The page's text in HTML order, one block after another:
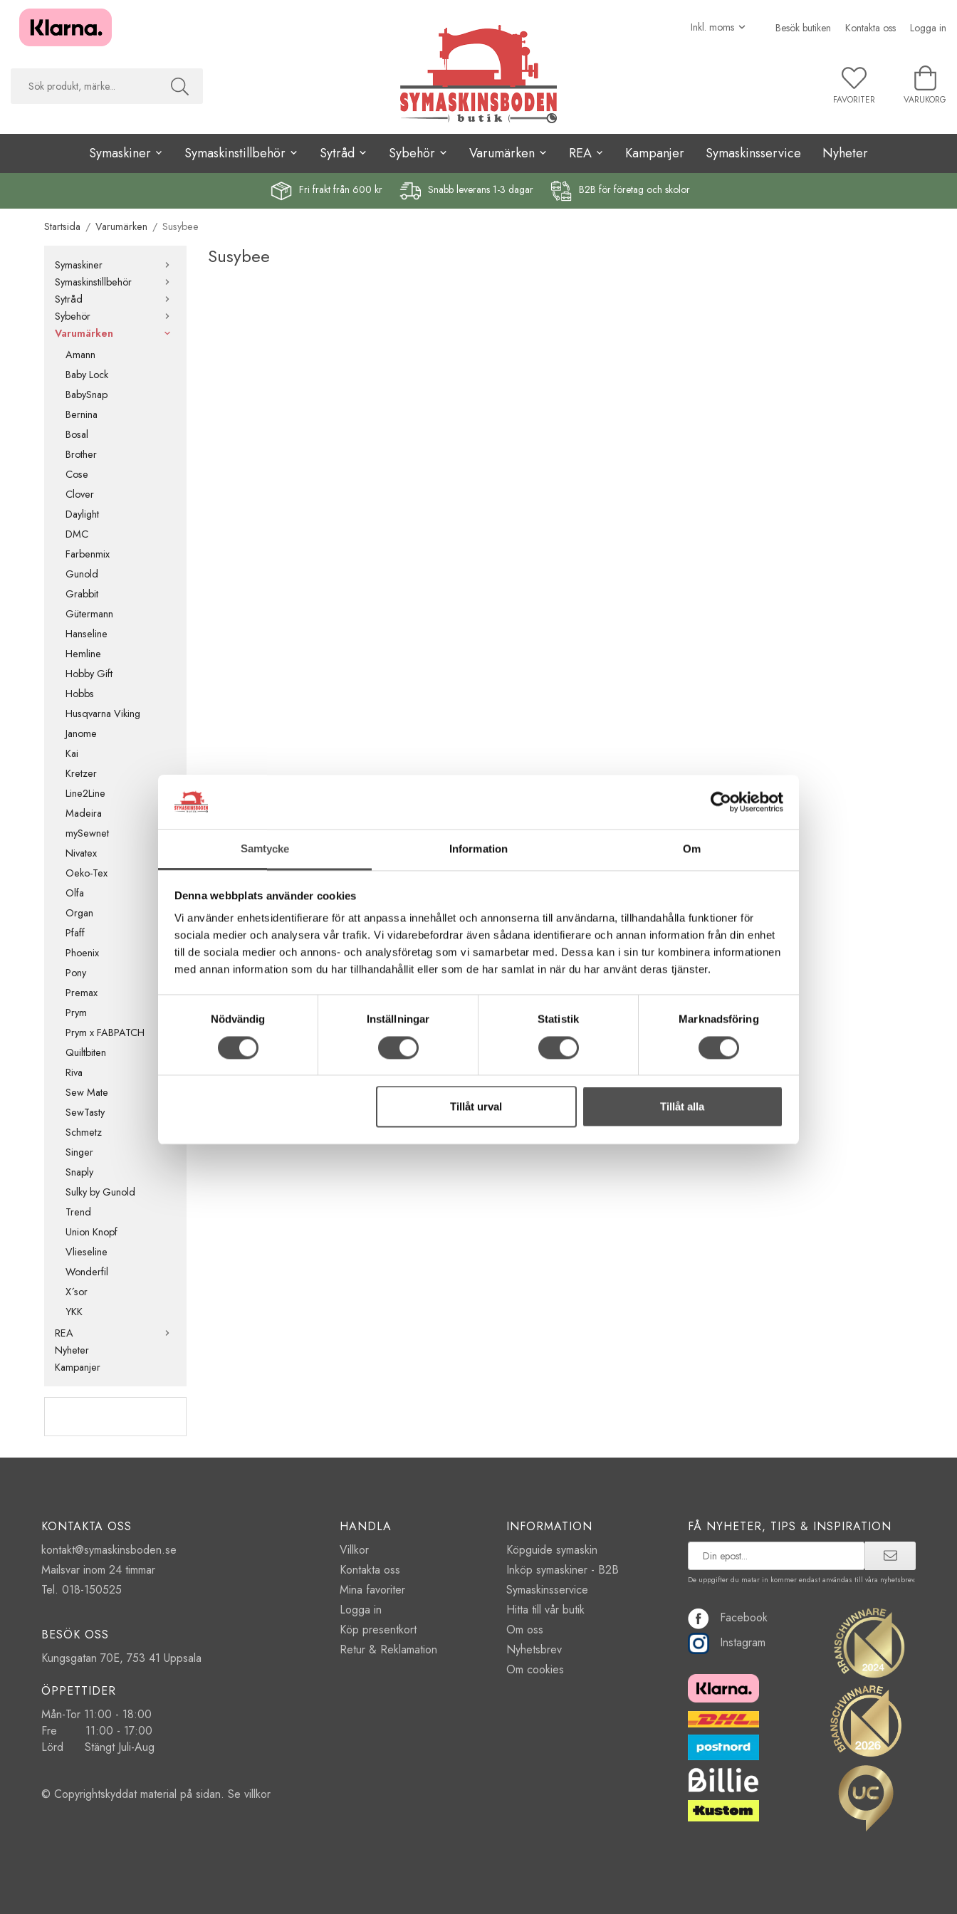
Samtycke Information Om
Denna webbplats använder cookies
Vi använder enhetsidentifierare för att anpassa innehållet och annonserna till användarna, tillhandahålla funktioner för
sociala medier och analysera vår trafik. Vi vidarebefordrar även sådana identifierare och annan information från din enhet
till de sociala medier och annons- och analysföretag som vi samarbetar med. Dessa kan i sin tur kombinera informationen
med annan information som du har tillhandahållit eller som de har samlat in när du har använt deras tjänster.
Nödvändig
Inställningar Statistik Marknadsföring
Tillåt urval Tillåt alla
Besök butiken Kontakta oss Logga in
FAVORITER VARUKORG
Symaskiner Symaskinstillbehör Sytråd Sybehör Varumärken REA Kampanjer Symaskinsservice Nyheter
Fri fraktfrån 600 kr Snabb leverans 1-3 dagar B2B för företag och skolor
Startsida / Varumärken / Susybee
Symaskiner
Symaskinstillbehör
Sytråd
Sybehör
Varumärken
Amann
Baby Lock
BabySnap
Bernina
Bosal
Brother
Cose
Clover
Daylight
DMC
Farbenmix
Gunold
Grabbit
Gütermann
Hanseline
Hemline
Hobby Gift
Hobbs
Husqvarna Viking
Janome
Kai
Kretzer
Line2Line
Madeira
mySewnet
Nivatex
Oeko-Tex
Olfa
Organ
Pfaff
Phoenix
Pony
Premax
Prym
Prym x FABPATCH
Quiltbiten
Riva
Sew Mate
SewTasty
Schmetz
Singer
Snaply
Sulky by Gunold
Trend
Union Knopf
Vlieseline
Wonderfil
X´sor
YKK
REA
Nyheter
Kampanjer
Susybee
KONTAKTA OSS
kontakt@symaskinsboden.se
Mailsvar inom 24 timmar
Tel. 018-150525
BESÖK OSS
Kungsgatan 70E, 753 41 Uppsala
ÖPPETTIDER
Mån-Tor 11:00 - 18:00
Fre 11:00 - 17:00
Lörd Stängt Juli-Aug
© Copyrightskyddat material på sidan. Se villkor
HANDLA
Villkor
Kontakta oss
Mina favoriter
Logga in
Köp presentkort
Retur & Reklamation
INFORMATION
Köpguide symaskin
Inköp symaskiner - B2B
Symaskinsservice
Hitta till vår butik
Om oss
Nyhetsbrev
Om cookies
FÅ NYHETER, TIPS & INSPIRATION
De uppgifter du matar in kommer endast användas till våra nyhetsbrev.
Facebook
Instagram